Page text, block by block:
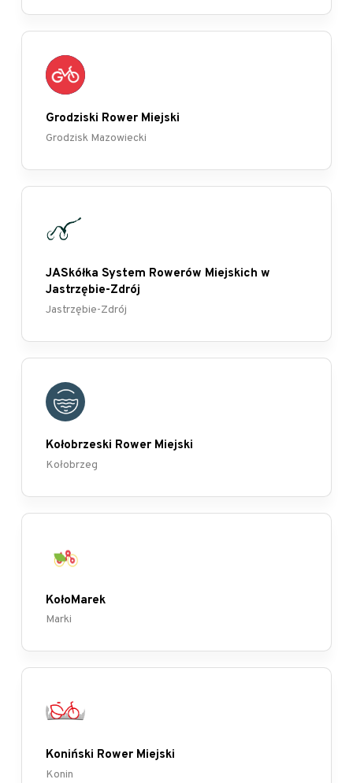
Grodziski Rower Miejski
Grodzisk Mazowiecki
JASkółka System Rowerów Miejskich w
Jastrzębie-Zdrój
Jastrzębie-Zdrój
Kołobrzeski Rower Miejski
Kołobrzeg
KołoMarek
Marki
Koniński Rower Miejski
Konin